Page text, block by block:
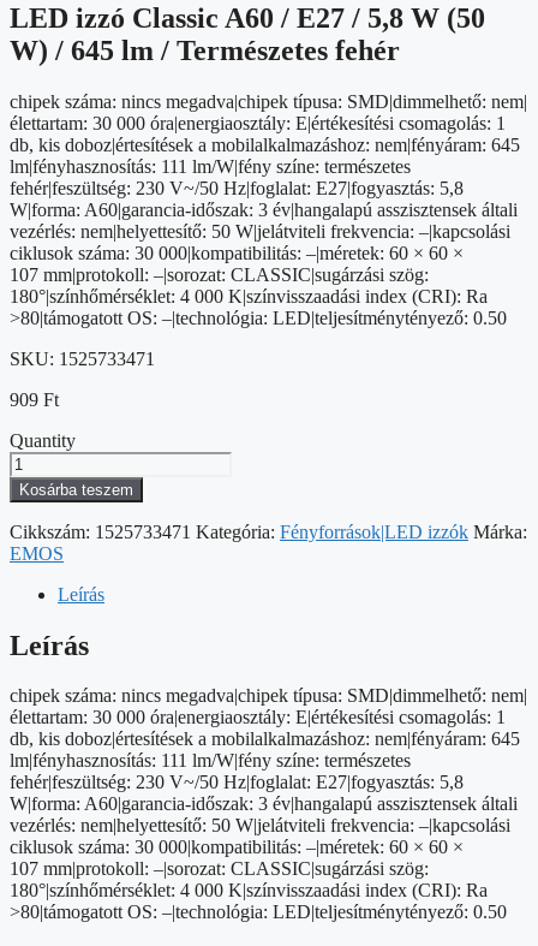
LED izzó Classic A60 / E27 / 5,8 W (50
W) / 645 lm / Természetes fehér
chipek száma: nincs megadva|chipek típusa: SMD|dimmelhető: nem|
élettartam: 30 000 óra|energiaosztály: E|értékesítési csomagolás: 1
db, kis doboz|értesítések a mobilalkalmazáshoz: nem|fényáram: 645
lm|fényhasznosítás: 111 lm/W|fény színe: természetes
fehér|feszültség: 230 V~/50 Hz|foglalat: E27|fogyasztás: 5,8
W|forma: A60|garancia-időszak: 3 év|hangalapú asszisztensek általi
vezérlés: nem|helyettesítő: 50 W|jelátviteli frekvencia: –|kapcsolási
ciklusok száma: 30 000|kompatibilitás: –|méretek: 60 × 60 ×
107 mm|protokoll: –|sorozat: CLASSIC|sugárzási szög:
180°|színhőmérséklet: 4 000 K|színvisszaadási index (CRI): Ra
>80|támogatott OS: –|technológia: LED|teljesítménytényező: 0.50
SKU: 1525733471
909 Ft
Quantity
LED
izzó
Classic
A60
/
E27
W
(50
/
645
lm
/
Természetes
fehér
mennyiség
Kosárba teszem
Cikkszám: 1525733471 Kategória: Fényforrások|LED izzók Márka:
EMOS
Leírás
Leírás
chipek száma: nincs megadva|chipek típusa: SMD|dimmelhető: nem|
élettartam: 30 000 óra|energiaosztály: E|értékesítési csomagolás: 1
db, kis doboz|értesítések a mobilalkalmazáshoz: nem|fényáram: 645
lm|fényhasznosítás: 111 lm/W|fény színe: természetes
fehér|feszültség: 230 V~/50 Hz|foglalat: E27|fogyasztás: 5,8
W|forma: A60|garancia-időszak: 3 év|hangalapú asszisztensek általi
vezérlés: nem|helyettesítő: 50 W|jelátviteli frekvencia: –|kapcsolási
ciklusok száma: 30 000|kompatibilitás: –|méretek: 60 × 60 ×
107 mm|protokoll: –|sorozat: CLASSIC|sugárzási szög:
180°|színhőmérséklet: 4 000 K|színvisszaadási index (CRI): Ra
>80|támogatott OS: –|technológia: LED|teljesítménytényező: 0.50